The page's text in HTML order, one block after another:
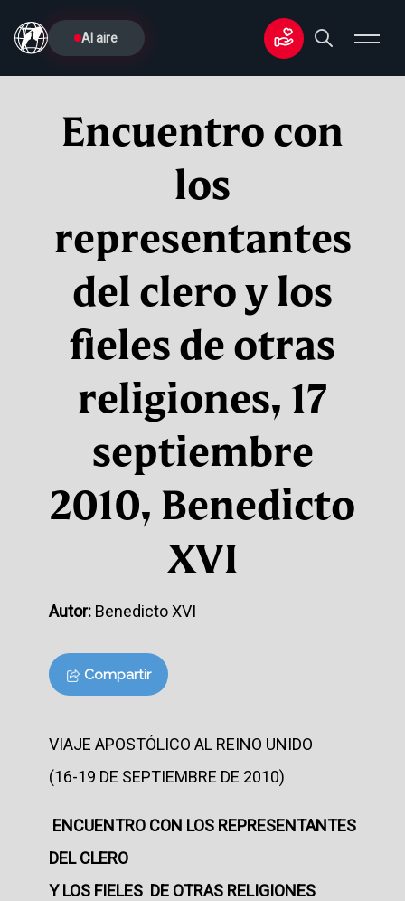
Al aire
Encuentro con
los
representantes
del clero y los
fieles de otras
religiones, 17
septiembre
2010, Benedicto
XVI
Autor: Benedicto XVI
Compartir
VIAJE APOSTÓLICO AL REINO UNIDO
(16-19 DE SEPTIEMBRE DE 2010)
ENCUENTRO CON LOS REPRESENTANTES
DEL CLERO
Y LOS FIELES DE OTRAS RELIGIONES